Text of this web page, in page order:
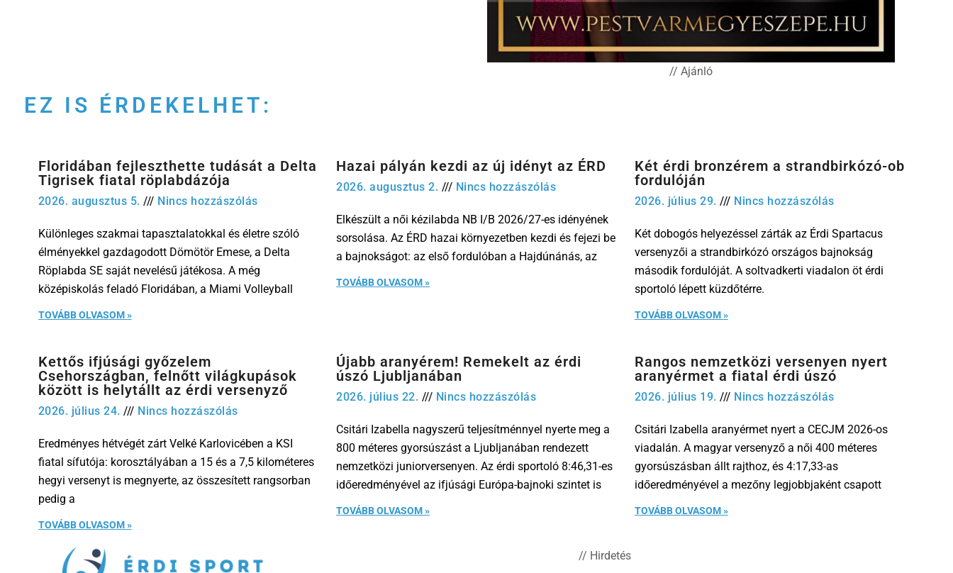
// Ajánló
EZ IS ÉRDEKELHET:
Floridában fejleszthette tudását a Delta
Tigrisek fiatal röplabdázója
2026. augusztus 5. Nincs hozzászólás
Különleges szakmai tapasztalatokkal és életre szóló
élményekkel gazdagodott Dömötör Emese, a Delta
Röplabda SE saját nevelésű játékosa. A még
középiskolás feladó Floridában, a Miami Volleyball
TOVÁBB OLVASOM »
Hazai pályán kezdi az új idényt az ÉRD
2026. augusztus 2. Nincs hozzászólás
Elkészült a női kézilabda NB I/B 2026/27-es idényének
sorsolása. Az ÉRD hazai környezetben kezdi és fejezi be
a bajnokságot: az első fordulóban a Hajdúnánás, az
TOVÁBB OLVASOM »
Két érdi bronzérem a strandbirkózó-ob
fordulóján
2026. július 29. Nincs hozzászólás
Két dobogós helyezéssel zárták az Érdi Spartacus
versenyzői a strandbirkózó országos bajnokság
második fordulóját. A soltvadkerti viadalon öt érdi
sportoló lépett küzdőtérre.
TOVÁBB OLVASOM »
Kettős ifjúsági győzelem
Csehországban, felnőtt világkupások
között is helytállt az érdi versenyző
2026. július 24. Nincs hozzászólás
Eredményes hétvégét zárt Velké Karlovicében a KSI
fiatal sífutója: korosztályában a 15 és a 7,5 kilométeres
hegyi versenyt is megnyerte, az összesített rangsorban
pedig a
TOVÁBB OLVASOM »
Újabb aranyérem! Remekelt az érdi
úszó Ljubljanában
2026. július 22. Nincs hozzászólás
Csitári Izabella nagyszerű teljesítménnyel nyerte meg a
800 méteres gyorsúszást a Ljubljanában rendezett
nemzetközi juniorversenyen. Az érdi sportoló 8:46,31-es
időeredményével az ifjúsági Európa-bajnoki szintet is
TOVÁBB OLVASOM »
Rangos nemzetközi versenyen nyert
aranyérmet a fiatal érdi úszó
2026. július 19. Nincs hozzászólás
Csitári Izabella aranyérmet nyert a CECJM 2026-os
viadalán. A magyar versenyző a női 400 méteres
gyorsúszásban állt rajthoz, és 4:17,33-as
időeredményével a mezőny legjobbjaként csapott
TOVÁBB OLVASOM »
// Hirdetés